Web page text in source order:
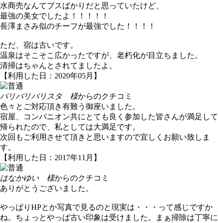
水商売なんてブスばかりだと思っていたけど、
最強の美女でしたよ！！！！！
長澤まさみ似のチーフが最強でした！！！！
ただ、宿は古いです。
温泉はそこそこ広かったですが、老朽化が目立ちました。
清掃はちゃんとされてましたよ。
【利用した日：2020年05月】
バリバリバリスタ 様からのクチコミ
色々とご対応頂き有難う御座いました。
宿屋、コンパニオン共にとても良く参加した皆さんが満足して
帰られたので、私としては大満足です。
次回もご利用させて頂きと思いますので宜しくお願い致しま
す。
【利用した日：2017年11月】
はなかゆい 様からのクチコミ
ありがとうございました。
やっぱりHPとか写真で見るのと現実は・・・って感じですか
ね。ちょっとやっぱ古い印象は受けました。まぁ掃除は丁寧に